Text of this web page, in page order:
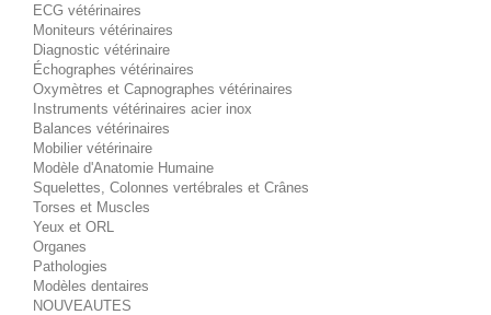
ECG vétérinaires
Moniteurs vétérinaires
Diagnostic vétérinaire
Échographes vétérinaires
Oxymètres et Capnographes vétérinaires
Instruments vétérinaires acier inox
Balances vétérinaires
Mobilier vétérinaire
Modèle d'Anatomie Humaine
Squelettes, Colonnes vertébrales et Crânes
Torses et Muscles
Yeux et ORL
Organes
Pathologies
Modèles dentaires
NOUVEAUTES